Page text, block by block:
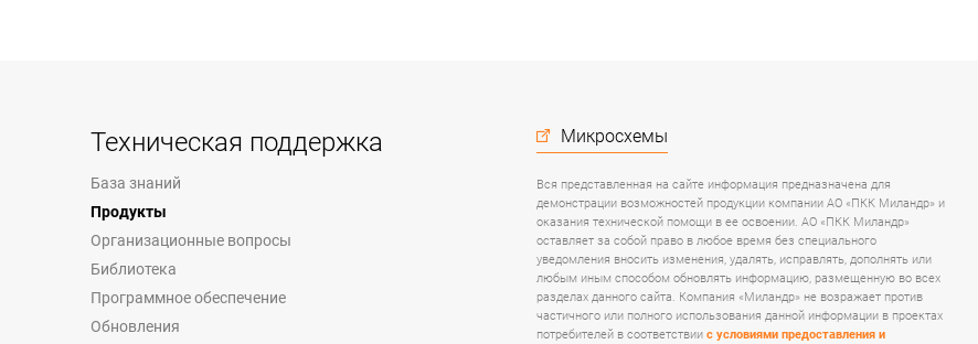
Техническая поддержка
База знаний
Продукты
Организационные вопросы
Библиотека
Программное обеспечение
Обновления
Микросхемы
Вся представленная на сайте информация предназначена для
демонстрации возможностей продукции компании АО «ПКК Миландр» и
оказания технической помощи в ее освоении. АО «ПКК Миландр»
оставляет за собой право в любое время без специального
уведомления вносить изменения, удалять, исправлять, дополнять или
любым иным способом обновлять информацию, размещенную во всех
разделах данного сайта. Компания «Миландр» не возражает против
частичного или полного использования данной информации в проектах
потребителей в соответствии с условиями предоставления и